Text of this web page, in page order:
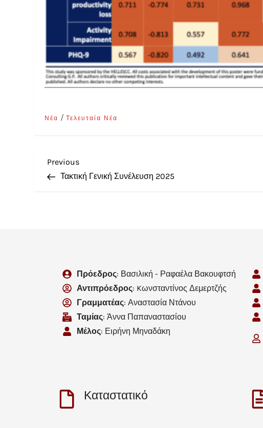
Νέα /Τελευταία Νέα
Previous
Τακτική Γενική Συνέλευση 2025
Πρόεδρος: Βασιλική - Ραφαέλα Βακουφτσή
Αντιπρόεδρος: Kωνσταντίνος Δεμερτζής
Γραμματέας: Αναστασία Ντάνου
Ταμίας: Άννα Παπαναστασίου
Μέλος: Ειρήνη Μηναδάκη
Καταστατικό